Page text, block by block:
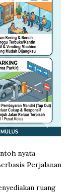
nyata
Perjalanan
ruang